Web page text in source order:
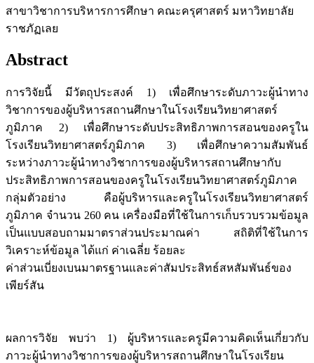
สาขาวิชาการบริหารการศึกษา คณะครุศาสตร์ มหาวิทยาลัย
ราชภัฏเลย
Abstract
การวิจัยนี้ มีวัตถุประสงค์ 1) เพื่อศึกษาระดับภาวะผู้นำทาง
วิชาการของผู้บริหารสถานศึกษาในโรงเรียนวิทยาศาสตร์
ภูมิภาค 2) เพื่อศึกษาระดับประสิทธิภาพการสอนของครูใน
โรงเรียนวิทยาศาสตร์ภูมิภาค 3) เพื่อศึกษาความสัมพันธ์
ระหว่างภาวะผู้นำทางวิชาการของผู้บริหารสถานศึกษากับ
ประสิทธิภาพการสอนของครูในโรงเรียนวิทยาศาสตร์ภูมิภาค
กลุ่มตัวอย่าง คือผู้บริหารและครูในโรงเรียนวิทยาศาสตร์
ภูมิภาค จำนวน 260 คน เครื่องมือที่ใช้ในการเก็บรวบรวมข้อมูล
เป็นแบบสอบถามมาตราส่วนประมาณค่า สถิติที่ใช้ในการ
วิเคราะห์ข้อมูล ได้แก่ ค่าเฉลี่ย ร้อยละ
ค่าส่วนเบี่ยงเบนมาตรฐานและค่าสัมประสิทธ์สหสัมพันธ์ของ
เพียร์สัน
ผลการวิจัย พบว่า 1) ผู้บริหารและครูมีความคิดเห็นเกี่ยวกับ
ภาวะผู้นำทางวิชาการของผู้บริหารสถานศึกษาในโรงเรียน